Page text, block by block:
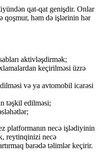
qat-qat genişdir. Onlar
qoşmur, həm də işlərinin hər
aktivləşdirmək;
keçirilməsi üzrə
və ya avtomobil icarəsi
təşkil edilməsi;
platformanın necə işlədiyinin
reytinqinizi necə
barədə təlimlər keçirir.